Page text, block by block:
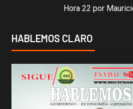
Hora 22 por
HABLEMOS CLARO